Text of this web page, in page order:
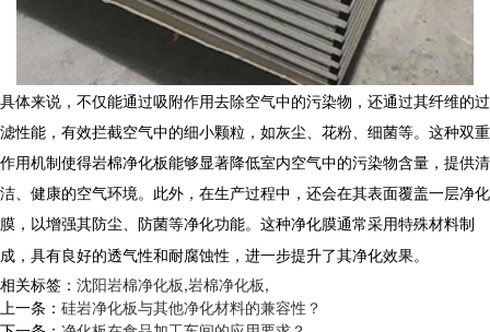
具体来说，不仅能通过吸附作用去除空气中的污染物，还通过其纤维的过
滤性能，有效拦截空气中的细小颗粒，如灰尘、花粉、细菌等。这种双重
作用机制使得岩棉净化板能够显著降低室内空气中的污染物含量，提供清
洁、健康的空气环境。此外，在生产过程中，还会在其表面覆盖一层净化
膜，以增强其防尘、防菌等净化功能。这种净化膜通常采用特殊材料制
成，具有良好的透气性和耐腐蚀性，进一步提升了其净化效果。
相关标签： 沈阳岩棉净化板,岩棉净化板,
上一条： 硅岩净化板与其他净化材料的兼容性？